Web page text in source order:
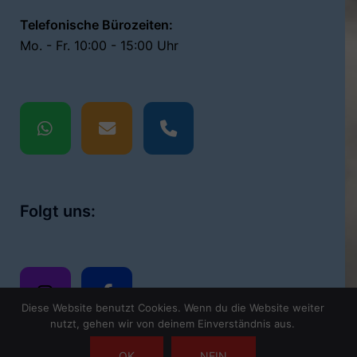
Telefonische Bürozeiten:
Mo. - Fr. 10:00 - 15:00 Uhr
Folgt uns:
Diese Website benutzt Cookies. Wenn du die Website weiter
nutzt, gehen wir von deinem Einverständnis aus.